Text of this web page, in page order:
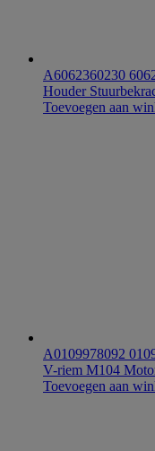
A6062360230
Houder
Toevoegen aan
A0109978092
V-riem M104
Toevoegen aan